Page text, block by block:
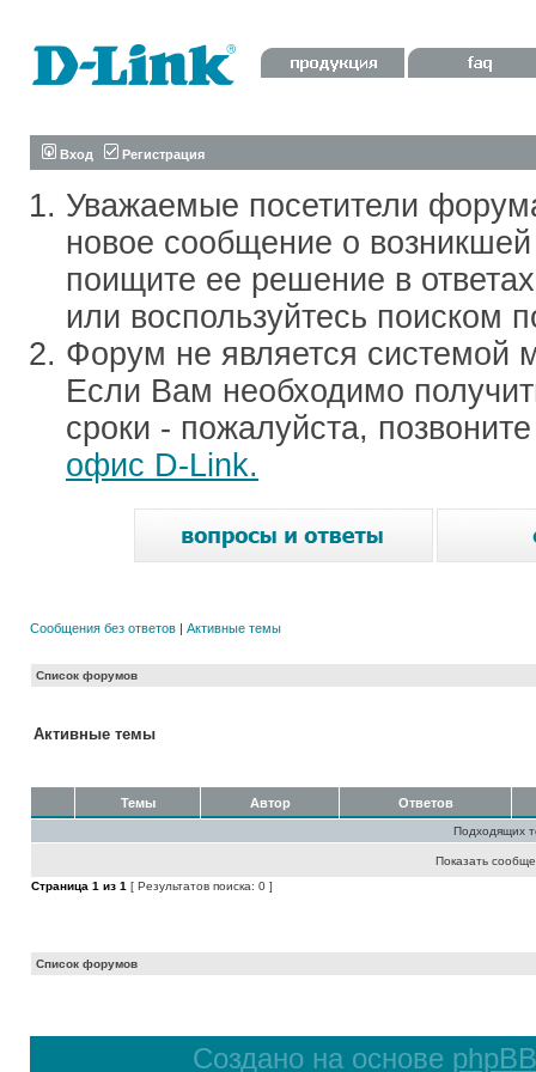
Вход Регистрация
Уважаемые посетители
новое сообщение о
поищите ее решение в
или воспользуйтесь поиском
Форум не является системой
Если Вам необходимо
сроки - пожалуйста,
офис D-Link.
Сообщения без ответов | Активные темы
Список форумов
Активные темы
Темы Автор Ответов
Подходящих
Показать
Страница 1 из 1 [ Результатов поиска: 0 ]
Список форумов
Создано на основе phpBB